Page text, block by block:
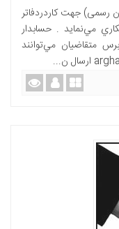
رسمی) جهت کاردردفاتر
مي‌نمايد . حسابدار
متقاضيان مي‌توانند